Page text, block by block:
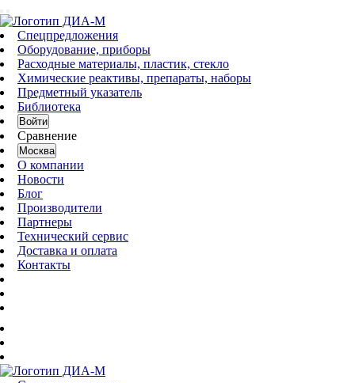
Спецпредложения
Оборудование, приборы
Расходные материалы, пластик, стекло
Химические реактивы, препараты, наборы
Предметный указатель
Библиотека
Войти
Сравнение
Москва
О компании
Новости
Блог
Производители
Партнеры
Технический сервис
Доставка и оплата
Контакты